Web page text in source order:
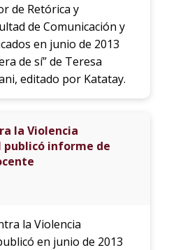
de Retórica y
de Comunicación y
en junio de 2013
de sí” de Teresa
editado por Katatay.
la Violencia
publicó informe de
la Violencia
en junio de 2013